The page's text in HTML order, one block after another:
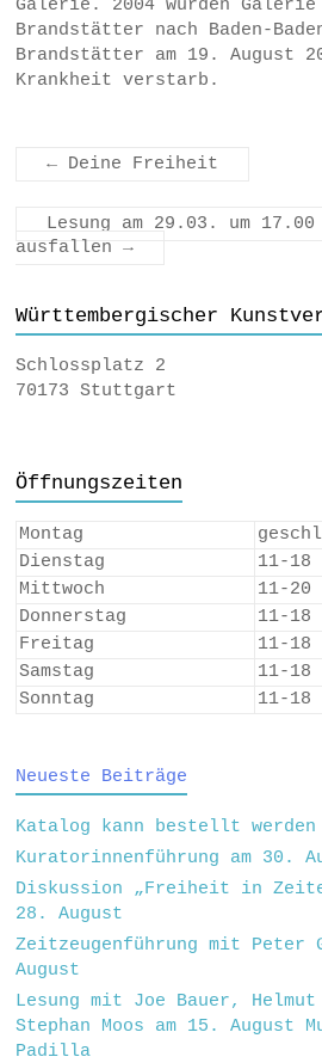
Galerie. 2004 wurden
Brandstätter nach Baden-
Brandstätter am 19. August
Krankheit verstarb.
← Deine Freiheit
Lesung am 29.03. um
ausfallen→
Württembergischer
Schlossplatz 2
70173 Stuttgart
Öffnungszeiten
Montag
Dienstag
11-18
Mittwoch
11-20
Donnerstag
11-18
Freitag
11-18
Samstag
11-18
Sonntag
11-18
Neueste Beiträge
Katalog kann bestellt werden
Kuratorinnenführung am 30.
Diskussion „Freiheit in
28. August
Zeitzeugenführung mit Peter
August
Lesung mit Joe Bauer, Helmut
Stephan Moos am 15. August
Padilla